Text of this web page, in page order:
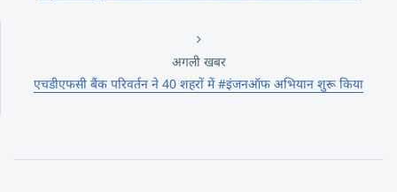
अगली खबर
एचडीएफसी बैंक परिवर्तन ने 40 शहरों में #इंजनऑफ अभियान शुरू किया